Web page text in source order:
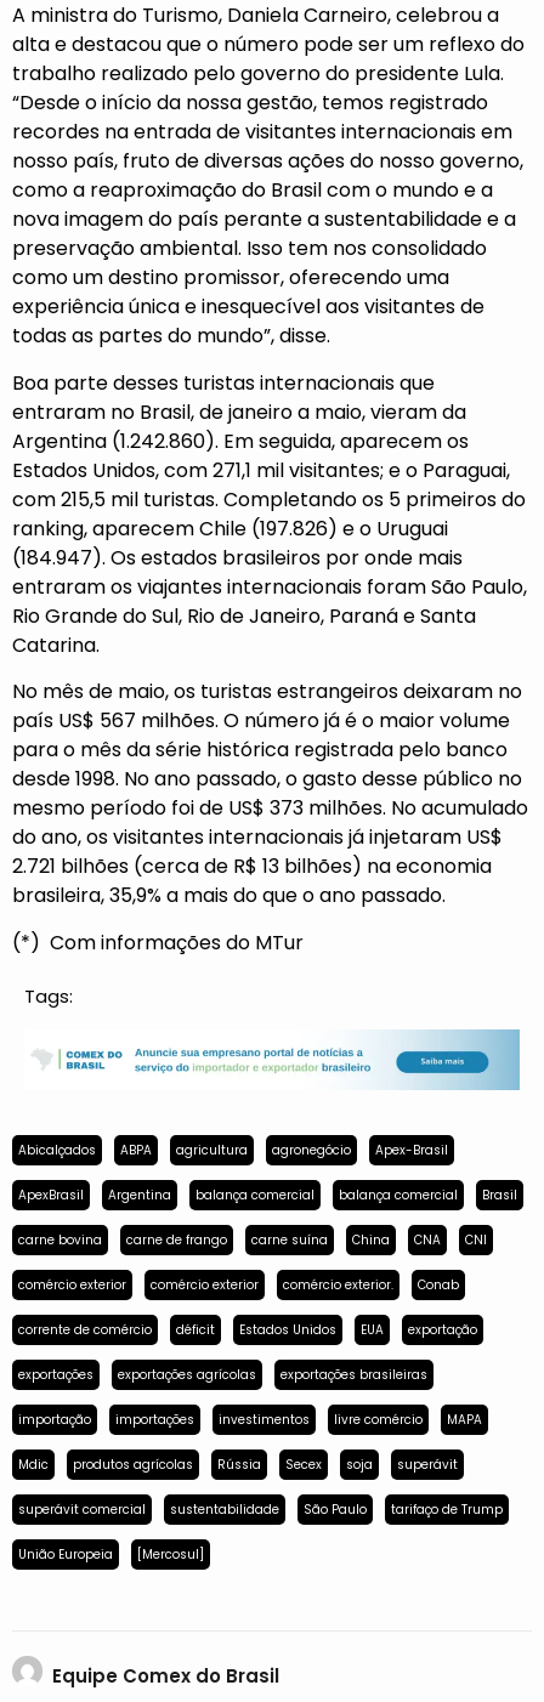
A ministra do Turismo, Daniela Carneiro, celebrou a
alta e destacou que o número pode ser um reflexo do
trabalho realizado pelo governo do presidente Lula.
“Desde o início da nossa gestão, temos registrado
recordes na entrada de visitantes internacionais em
nosso país, fruto de diversas ações do nosso governo,
como a reaproximação do Brasil com o mundo e a
nova imagem do país perante a sustentabilidade e a
preservação ambiental. Isso tem nos consolidado
como um destino promissor, oferecendo uma
experiência única e inesquecível aos visitantes de
todas as partes do mundo”, disse.
Boa parte desses turistas internacionais que
entraram no Brasil, de janeiro a maio, vieram da
Argentina (1.242.860). Em seguida, aparecem os
Estados Unidos, com 271,1 mil visitantes; e o Paraguai,
com 215,5 mil turistas. Completando os 5 primeiros do
ranking, aparecem Chile (197.826) e o Uruguai
(184.947). Os estados brasileiros por onde mais
entraram os viajantes internacionais foram São Paulo,
Rio Grande do Sul, Rio de Janeiro, Paraná e Santa
Catarina.
No mês de maio, os turistas estrangeiros deixaram no
país US$ 567 milhões. O número já é o maior volume
para o mês da série histórica registrada pelo banco
desde 1998. No ano passado, o gasto desse público no
mesmo período foi de US$ 373 milhões. No acumulado
do ano, os visitantes internacionais já injetaram US$
2.721 bilhões (cerca de R$ 13 bilhões) na economia
brasileira, 35,9% a mais do que o ano passado.
(*) Com informações do MTur
Tags:
Abicalçados ABPA agricultura agronegócio Apex-Brasil
ApexBrasil Argentina balança comercial balança comercial Brasil
carne bovina carne de frango carne suína China CNA CNI
comércio exterior comércio exterior comércio exterior. Conab
corrente de comércio déficit Estados Unidos EUA exportação
exportações exportações agrícolas exportações brasileiras
importação importações investimentos livre comércio MAPA
Mdic produtos agrícolas Rússia Secex soja superávit
superávit comercial sustentabilidade São Paulo tarifaço de Trump
União Europeia [Mercosul]
Equipe Comex do Brasil